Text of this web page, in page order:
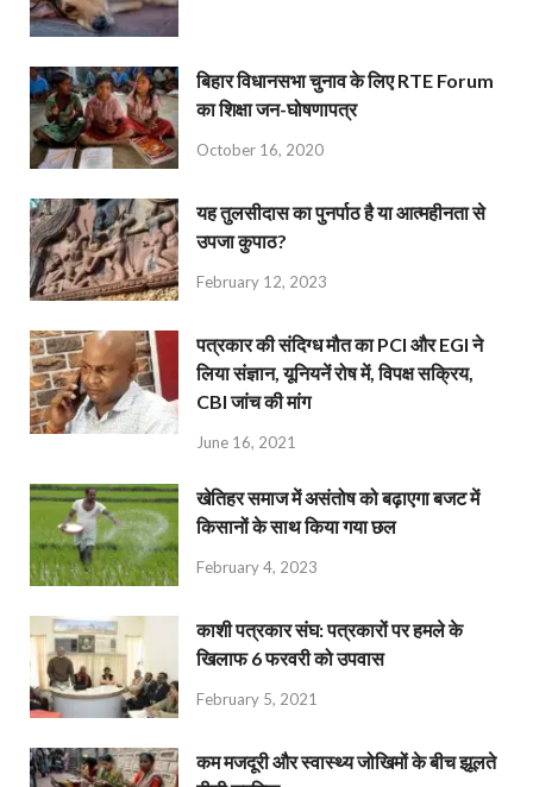
बिहार विधानसभा चुनाव के लिए RTE Forum
का शिक्षा जन-घोषणापत्र
October 16, 2020
यह तुलसीदास का पुनर्पाठ है या आत्महीनता से
उपजा कुपाठ?
February 12, 2023
पत्रकार की संदिग्ध मौत का PCI और EGI ने
लिया संज्ञान, यूनियनें रोष में, विपक्ष सक्रिय,
CBI जांच की मांग
June 16, 2021
खेतिहर समाज में असंतोष को बढ़ाएगा बजट में
किसानों के साथ किया गया छल
February 4, 2023
काशी पत्रकार संघ: पत्रकारों पर हमले के
खिलाफ 6 फरवरी को उपवास
February 5, 2021
कम मजदूरी और स्वास्थ्य जोखिमों के बीच झूलते